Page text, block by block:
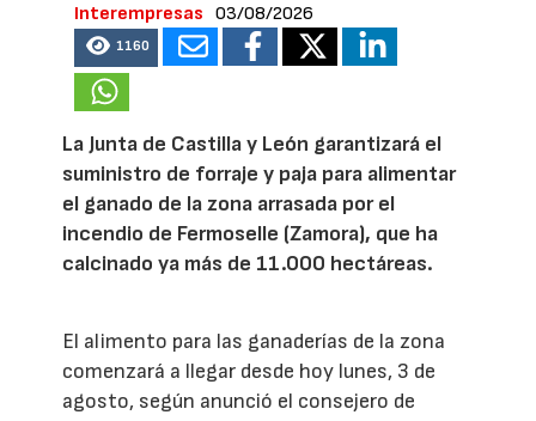
Interempresas
03/08/2026
1160
La Junta de Castilla y León garantizará el
suministro de forraje y paja para alimentar
el ganado de la zona arrasada por el
incendio de Fermoselle (Zamora), que ha
calcinado ya más de 11.000 hectáreas.
El alimento para las ganaderías de la zona
comenzará a llegar desde hoy lunes, 3 de
agosto, según anunció el consejero de